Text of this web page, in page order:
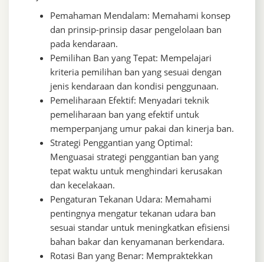
Pemahaman Mendalam: Memahami konsep
dan prinsip-prinsip dasar pengelolaan ban
pada kendaraan.
Pemilihan Ban yang Tepat: Mempelajari
kriteria pemilihan ban yang sesuai dengan
jenis kendaraan dan kondisi penggunaan.
Pemeliharaan Efektif: Menyadari teknik
pemeliharaan ban yang efektif untuk
memperpanjang umur pakai dan kinerja ban.
Strategi Penggantian yang Optimal:
Menguasai strategi penggantian ban yang
tepat waktu untuk menghindari kerusakan
dan kecelakaan.
Pengaturan Tekanan Udara: Memahami
pentingnya mengatur tekanan udara ban
sesuai standar untuk meningkatkan efisiensi
bahan bakar dan kenyamanan berkendara.
Rotasi Ban yang Benar: Mempraktekkan